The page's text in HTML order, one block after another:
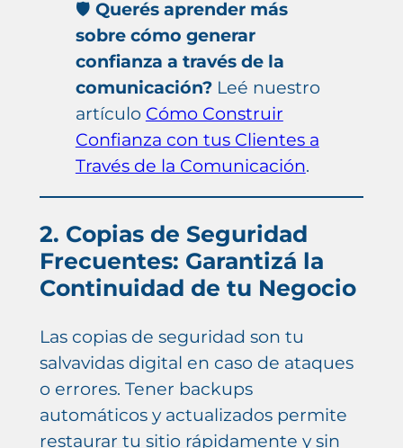
🛡️ Querés aprender más
sobre cómo generar
confianza a través de la
comunicación?Leé nuestro
artículo Cómo Construir
Confianza con tus Clientes a
Través de la Comunicación.
2. Copias de Seguridad
Frecuentes: Garantizá la
Continuidad de tu Negocio
Las copias de seguridad son tu
salvavidas digital en caso de ataques
o errores. Tener backups
automáticos y actualizados permite
restaurar tu sitio rápidamente y sin